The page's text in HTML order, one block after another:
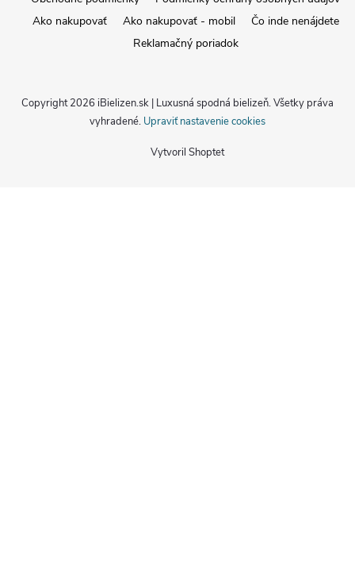
Ako nakupovať
Ako nakupovať - mobil
Čo inde nenájdete
Reklamačný poriadok
Vytvoril Shoptet
Copyright 2026 iBielizen.sk | Luxusná spodná bielizeň. Všetky práva
vyhradené. Upraviť nastavenie cookies